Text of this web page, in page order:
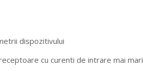
dispozitivului
cu curenti de intrare mai mari